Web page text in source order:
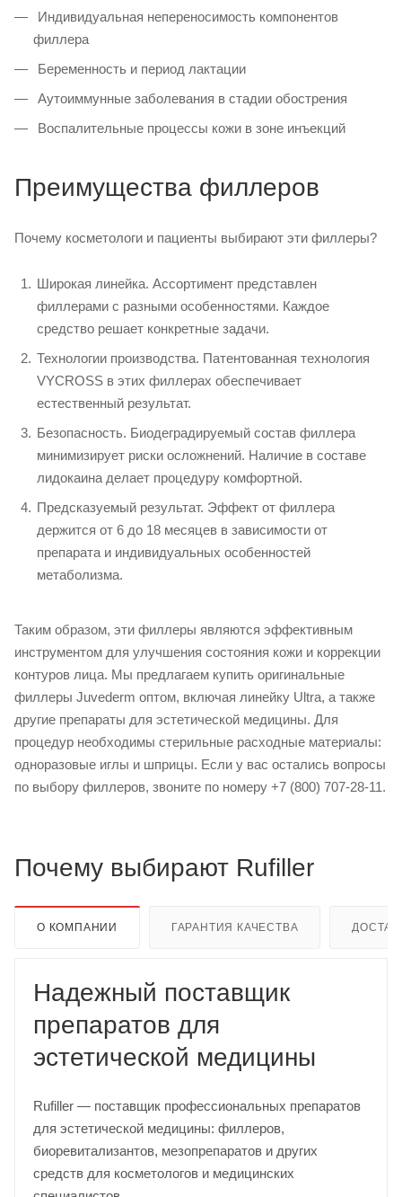
Индивидуальная непереносимость компонентов
филлера
Беременность и период лактации
Аутоиммунные заболевания в стадии обострения
Воспалительные процессы кожи в зоне инъекций
Преимущества филлеров
Почему косметологи и пациенты выбирают эти филлеры?
Широкая линейка. Ассортимент представлен
филлерами с разными особенностями. Каждое
средство решает конкретные задачи.
Технологии производства. Патентованная технология
VYCROSS в этих филлерах обеспечивает
естественный результат.
Безопасность. Биодеградируемый состав филлера
минимизирует риски осложнений. Наличие в составе
лидокаина делает процедуру комфортной.
Предсказуемый результат. Эффект от филлера
держится от 6 до 18 месяцев в зависимости от
препарата и индивидуальных особенностей
метаболизма.
Таким образом, эти филлеры являются эффективным
инструментом для улучшения состояния кожи и коррекции
контуров лица. Мы предлагаем купить оригинальные
филлеры Juvederm оптом, включая линейку Ultra, а также
другие препараты для эстетической медицины. Для
процедур необходимы стерильные расходные материалы:
одноразовые иглы и шприцы. Если у вас остались вопросы
по выбору филлеров, звоните по номеру +7 (800) 707-28-11.
Почему выбирают Rufiller
О КОМПАНИИ ГАРАНТИЯ КАЧЕСТВА
Надежный поставщик
препаратов для
эстетической медицины
Rufiller — поставщик профессиональных препаратов
для эстетической медицины: филлеров,
биоревитализантов, мезопрепаратов и других
средств для косметологов и медицинских